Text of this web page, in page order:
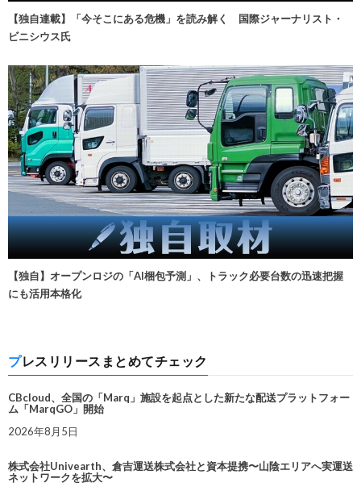
【独自連載】「今そこにある危機」を読み解く 国際ジャーナリスト・
ビニシウス氏
【独自】オープンロジの「AI梱包予測」、トラック必要台数の迅速把握
にも活用本格化
プレスリリースまとめてチェック
CBcloud、全国の「Marq」施設を起点とした新たな配送プラットフォー
ム「MarqGO」開始
2026年8月5日
株式会社Univearth、倉吉運送株式会社と資本提携〜山陰エリアへ実運送
ネットワークを拡大〜